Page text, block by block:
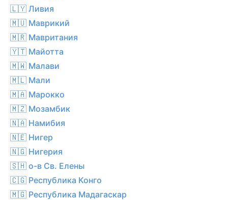
🇱🇾 Ливия
🇲🇺 Маврикий
🇲🇷 Мавритания
🇾🇹 Майотта
🇲🇼 Малави
🇲🇱 Мали
🇲🇦 Марокко
🇲🇿 Мозамбик
🇳🇦 Намибия
🇳🇪 Нигер
🇳🇬 Нигерия
🇸🇭 о-в Св. Елены
🇨🇬 Республика Конго
🇲🇬 Республика Мадагаскар